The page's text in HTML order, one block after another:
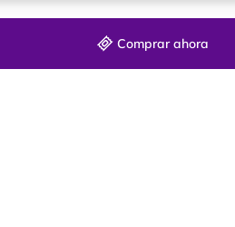
Comprar ahora